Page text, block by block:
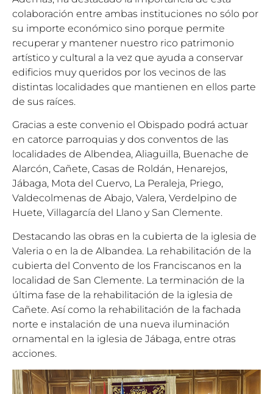
colaboración entre ambas instituciones no sólo por
su importe económico sino porque permite
recuperar y mantener nuestro rico patrimonio
artístico y cultural a la vez que ayuda a conservar
edificios muy queridos por los vecinos de las
distintas localidades que mantienen en ellos parte
de sus raíces.
Gracias a este convenio el Obispado podrá actuar
en catorce parroquias y dos conventos de las
localidades de Albendea, Aliaguilla, Buenache de
Alarcón, Cañete, Casas de Roldán, Henarejos,
Jábaga, Mota del Cuervo, La Peraleja, Priego,
Valdecolmenas de Abajo, Valera, Verdelpino de
Huete, Villagarcía del Llano y San Clemente.
Destacando las obras en la cubierta de la iglesia de
Valeria o en la de Albandea. La rehabilitación de la
cubierta del Convento de los Franciscanos en la
localidad de San Clemente. La terminación de la
última fase de la rehabilitación de la iglesia de
Cañete. Así como la rehabilitación de la fachada
norte e instalación de una nueva iluminación
ornamental en la iglesia de Jábaga, entre otras
acciones.